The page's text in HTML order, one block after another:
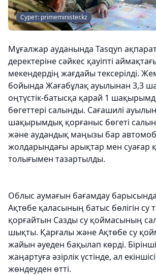
Сурет: primeminister.kz
Мұғалжар ауданында Tasqyn
деректеріне сәйкес қауіпті
мекендердің жағдайы тексерілді.
бойында Жағабұлақ ауылынан 3,3
оңтүстік-батысқа қарай 1
бөгеттері салынды. Сағашилі
шақырымдық қорғаныс бөгеті
және аудандық маңызы бар
жолдарындағы арықтар мен суағар
толығымен тазартылды.
Облыс аумағын бағамдау
Ақтөбе қаласының батыс бөлігін су
қорғайтын Сазды су қоймасының
шықты. Қарғалы және Ақтөбе су
жайын әуеден бақылап көрді.
жаңартуға әзірлік үстінде, ал
жөндеуден өтті.